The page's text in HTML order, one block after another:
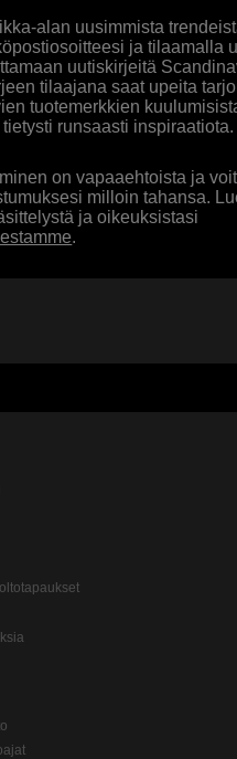
alan uusimmista
ja tilaamalla
uutiskirjeitä
tilaajana saat upeita
tuotemerkkien
runsaasti inspiraatiota.
on vapaaehtoista ja
milloin tahansa.
ja oikeuksistasi
.